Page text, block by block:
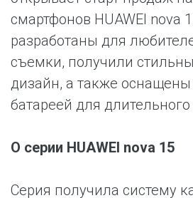
смартфонов HUAWEI nova
разработаны для
съемки, получили
дизайн, а также
батареей для
О серии HUAWEI nova 15
Серия получила систему